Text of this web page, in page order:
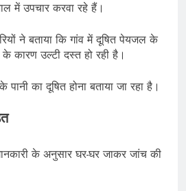
में उपचार करवा रहे हैं।
ने बताया कि गांव में दूषित पेयजल के
उल्टी दस्त हो रही है।
का दूषित होना बताया जा रहा है।
के अनुसार घर-घर जाकर जांच की